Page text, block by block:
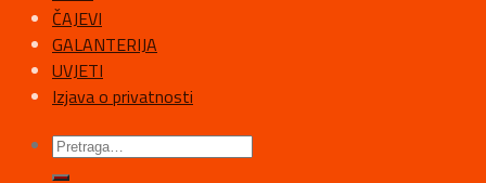
ČAJEVI
GALANTERIJA
UVJETI
Izjava o privatnosti